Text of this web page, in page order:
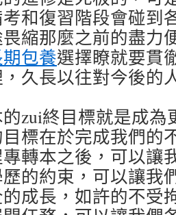
和復習階段會碰到
縮那麼之前的盡力
包養選擇瞭就要貫
久長以往對今後的
zui終目標就是成為
標在於完成我們的
轉本之後，可以讓
的約束，可以讓我
成長，如許的不受